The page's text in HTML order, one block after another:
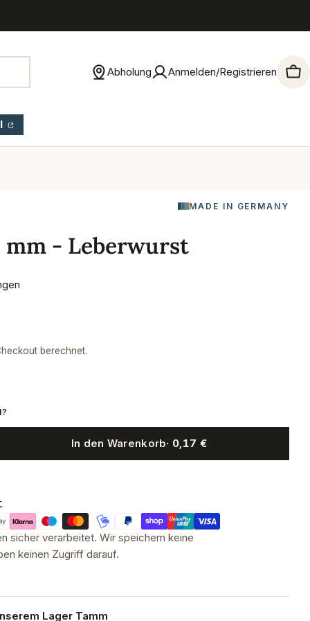
Abholung Anmelden/Registrieren
MADE IN GERMANY
mm - Leberwurst
berechnet.
In den Warenkorb· 0,17 €
sicher verarbeitet. Wir speichern keine
keinen Zugriff darauf.
Lager Tamm